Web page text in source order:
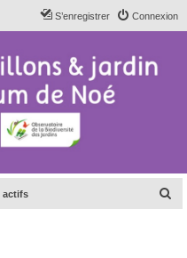
Connexion
S’enregistrer
actifs